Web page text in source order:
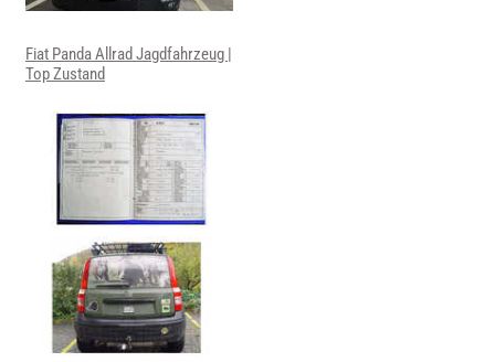
Fiat Panda Allrad Jagdfahrzeug |
Top Zustand